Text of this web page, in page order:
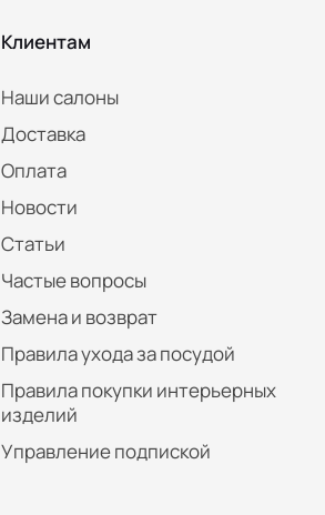
Клиентам
Наши салоны
Доставка
Оплата
Новости
Статьи
Частые вопросы
Замена и возврат
Правила ухода за посудой
Правила покупки интерьерных
изделий
Управление подпиской